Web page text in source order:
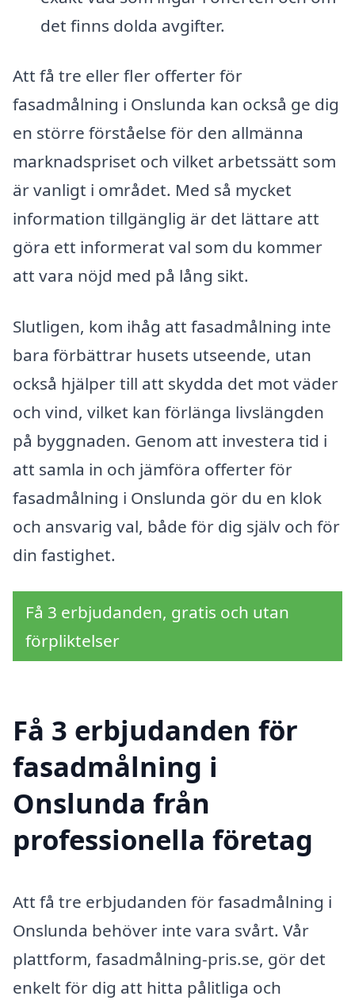
det finns dolda avgifter.
Att få tre eller fler offerter för
fasadmålning i Onslunda kan också ge dig
en större förståelse för den allmänna
marknadspriset och vilket arbetssätt som
är vanligt i området. Med så mycket
information tillgänglig är det lättare att
göra ett informerat val som du kommer
att vara nöjd med på lång sikt.
Slutligen, kom ihåg att fasadmålning inte
bara förbättrar husets utseende, utan
också hjälper till att skydda det mot väder
och vind, vilket kan förlänga livslängden
på byggnaden. Genom att investera tid i
att samla in och jämföra offerter för
fasadmålning i Onslunda gör du en klok
och ansvarig val, både för dig själv och för
din fastighet.
Få 3 erbjudanden, gratis och utan
förpliktelser
Få 3 erbjudanden för
fasadmålning i
Onslunda från
professionella företag
Att få tre erbjudanden för fasadmålning i
Onslunda behöver inte vara svårt. Vår
plattform, fasadmålning-pris.se, gör det
enkelt för dig att hitta pålitliga och